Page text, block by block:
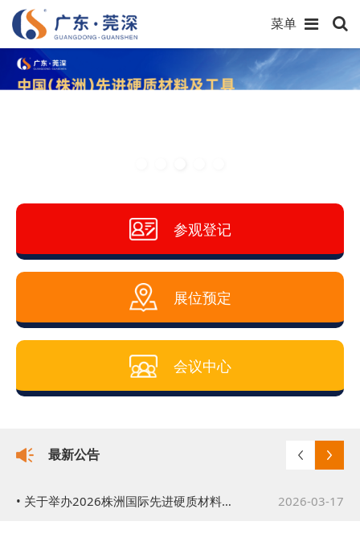
菜单
参观登记
展位预定
会议中心
最新公告
2026-03-17
• 关于举办2026全球切削工具经销商大会的公告 2026-03-19